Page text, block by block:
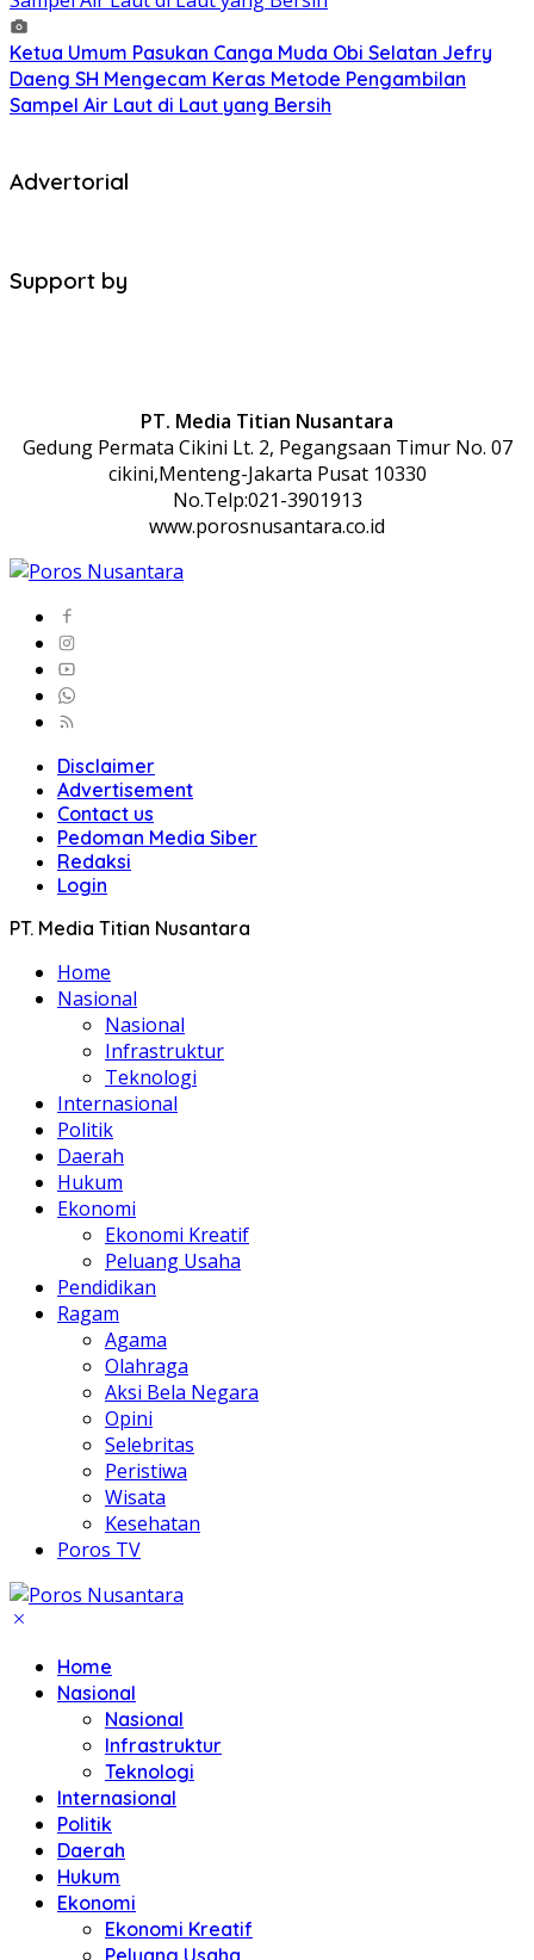
Ketua Umum Pasukan Canga Muda Obi Selatan Jefry
Daeng SH Mengecam Keras Metode Pengambilan
Sampel Air Laut di Laut yang Bersih
Advertorial
Support by
PT. Media Titian Nusantara
Gedung Permata Cikini Lt. 2, Pegangsaan Timur No. 07
cikini,Menteng-Jakarta Pusat 10330
No.Telp:021-3901913
www.porosnusantara.co.id
Disclaimer
Advertisement
Contact us
Pedoman Media Siber
Redaksi
Login
PT. Media Titian Nusantara
Home
Nasional
Nasional
Infrastruktur
Teknologi
Internasional
Politik
Daerah
Hukum
Ekonomi
Ekonomi Kreatif
Peluang Usaha
Pendidikan
Ragam
Agama
Olahraga
Aksi Bela Negara
Opini
Selebritas
Peristiwa
Wisata
Kesehatan
Poros TV
Home
Nasional
Nasional
Infrastruktur
Teknologi
Internasional
Politik
Daerah
Hukum
Ekonomi
Ekonomi Kreatif